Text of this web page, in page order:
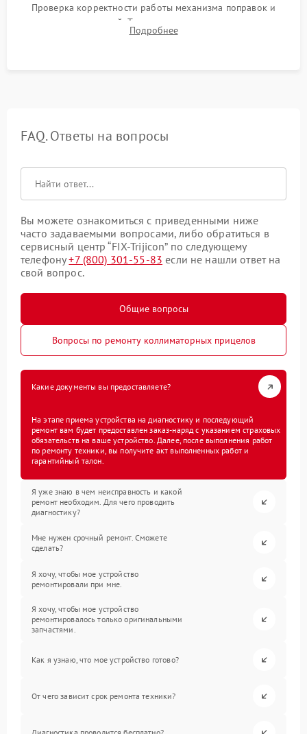
Проверка корректности работы механизма поправок и
отсутствия искажений. Тестирование прицела на ударном
стенде для подтверждения устойчивости к отдаче оружия и
Подробнее
FAQ. Ответы на вопросы
Вы можете ознакомиться с приведенными ниже
часто задаваемыми вопросами, либо обратиться в
сервисный центр “FIX-Trijicon” по следующему
телефону+7 (800) 301-55-83 если не нашли ответ на
свой вопрос.
Общие вопросы
Вопросы по ремонту коллиматорных прицелов
Какие документы вы предоставляете?
На этапе приема устройства на диагностику и последующий
ремонт вам будет предоставлен заказ-наряд с указанием страховых
обязательств на ваше устройство. Далее, после выполнения работ
по ремонту техники, вы получите акт выполненных работ и
гарантийный талон.
Я уже знаю в чем неисправность и какой
ремонт необходим. Для чего проводить
диагностику?
Мне нужен срочный ремонт. Сможете
сделать?
Я хочу, чтобы мое устройство
ремонтировали при мне.
Я хочу, чтобы мое устройство
ремонтировалось только оригинальными
запчастями.
Как я узнаю, что мое устройство готово?
От чего зависит срок ремонта техники?